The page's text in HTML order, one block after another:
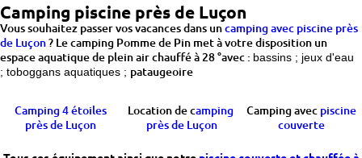
Camping piscine près de Luçon
Vous souhaitez passer vos vacances dans uncamping avec piscine près
de Luçon? Le camping Pomme de Pin met à votre disposition un
espace aquatique de plein air chauffé à 28 °avec : bassins ; jeux d'eau
; toboggans aquatiques ; pataugeoire
Camping 4 étoiles
près de Luçon
Location de camping
près de Luçon
Camping avec piscine
couverte